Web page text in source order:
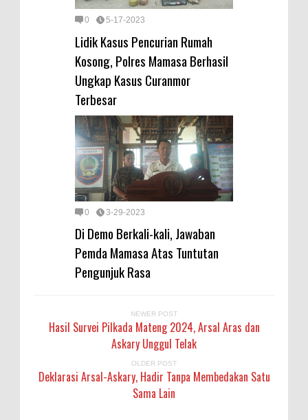
0 5-17-2023
Lidik Kasus Pencurian Rumah
Kosong, Polres Mamasa Berhasil
Ungkap Kasus Curanmor
Terbesar
0 3-29-2023
Di Demo Berkali-kali, Jawaban
Pemda Mamasa Atas Tuntutan
Pengunjuk Rasa
NEWER POST
Hasil Survei Pilkada Mateng 2024, Arsal Aras dan
Askary Unggul Telak
OLDER POST
Deklarasi Arsal-Askary, Hadir Tanpa Membedakan Satu
Sama Lain